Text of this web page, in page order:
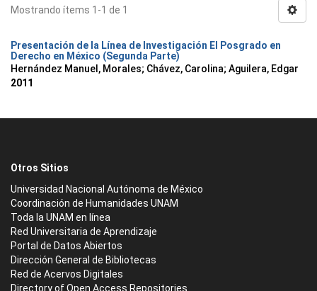
Mostrando ítems 1-1 de 1
Presentación de la Línea de Investigación El Posgrado en
Derecho en México (Segunda Parte)
Hernández Manuel, Morales; Chávez, Carolina; Aguilera, Edgar
2011
Otros Sitios
Universidad Nacional Autónoma de México
Coordinación de Humanidades UNAM
Toda la UNAM en línea
Red Universitaria de Aprendizaje
Portal de Datos Abiertos
Dirección General de Bibliotecas
Red de Acervos Digitales
Directory of Open Access Repositories